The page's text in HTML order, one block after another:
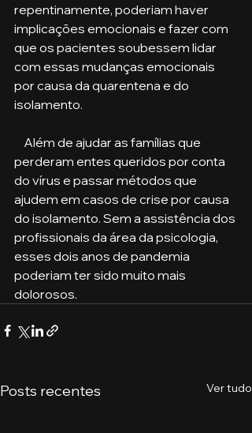
repentinamente, poderiam haver
implicações emocionais e fazer com
que os pacientes soubessem lidar
com essas mudanças emocionais
por causa da quarentena e do
isolamento.
perderam entes queridos por conta
do vírus e passar métodos que
ajudem em casos de crise por causa
do isolamento. Sem a assistência dos
profissionais da área da psicologia,
esses dois anos de pandemia
poderiam ter sido muito mais
dolorosos.
Posts recentes Ver tudo